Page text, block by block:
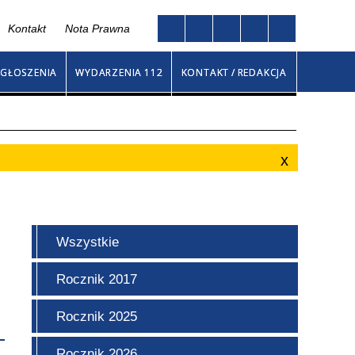
Kontakt Nota Prawna
WYDARZENIA 112 KONTAKT / REDAKCJA
Wszystkie
Rocznik 2017
Rocznik 2025